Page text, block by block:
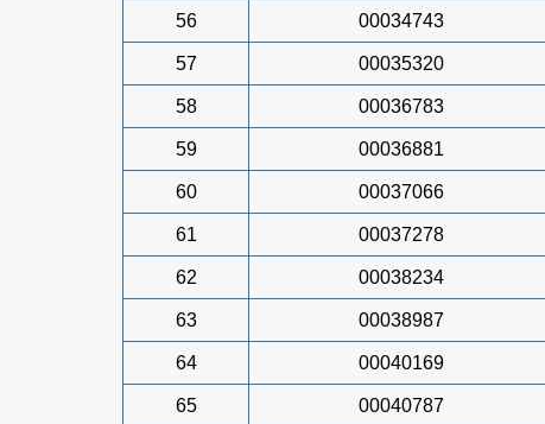
56 00034743
57 00035320
58 00036783
59 00036881
60 00037066
61 00037278
62 00038234
63 00038987
64 00040169
65 00040787